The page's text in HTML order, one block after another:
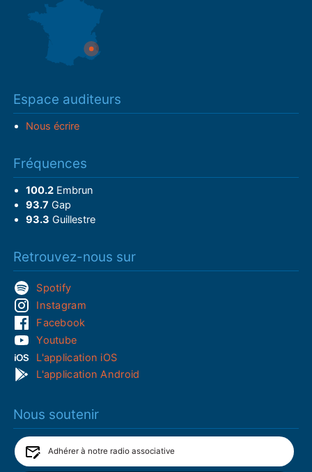
Espace auditeurs
Nous écrire
Fréquences
100.2Embrun
93.7 Gap
93.3 Guillestre
Retrouvez-nous sur
Spotify
Instagram
Facebook
Youtube
L'application iOS
L'application Android
Nous soutenir
Adhérer à notre radio associative